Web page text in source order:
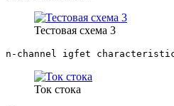
Тестовая схема 3
n-channel igfet characteristic
Ток стока